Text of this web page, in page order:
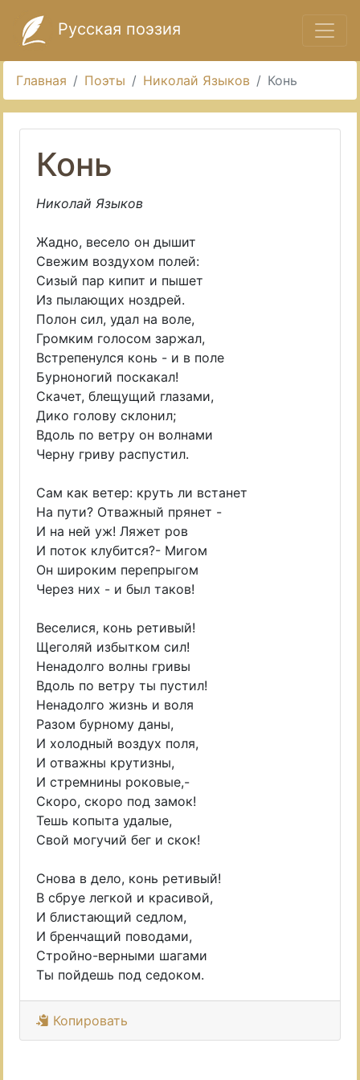
Русская поэзия
Главная Поэты Николай Языков Конь
Конь
Николай Языков
Жадно, весело он дышит
Свежим воздухом полей:
Сизый пар кипит и пышет
Из пылающих ноздрей.
Полон сил, удал на воле,
Громким голосом заржал,
Встрепенулся конь - и в поле
Бурноногий поскакал!
Скачет, блещущий глазами,
Дико голову склонил;
Вдоль по ветру он волнами
Черну гриву распустил.
Сам как ветер: круть ли встанет
На пути? Отважный прянет -
И на ней уж! Ляжет ров
И поток клубится?- Мигом
Он широким перепрыгом
Через них - и был таков!
Веселися, конь ретивый!
Щеголяй избытком сил!
Ненадолго волны гривы
Вдоль по ветру ты пустил!
Ненадолго жизнь и воля
Разом бурному даны,
И холодный воздух поля,
И отважны крутизны,
И стремнины роковые,-
Скоро, скоро под замок!
Тешь копыта удалые,
Свой могучий бег и скок!
Снова в дело, конь ретивый!
В сбруе легкой и красивой,
И блистающий седлом,
И бренчащий поводами,
Стройно-верными шагами
Ты пойдешь под седоком.
Копировать